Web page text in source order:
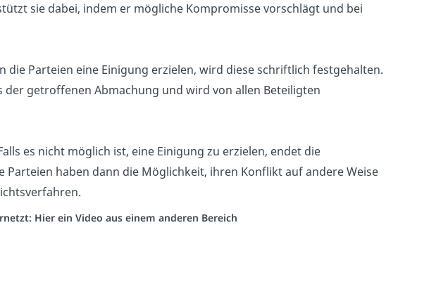
sie dabei, indem er mögliche Kompromisse vorschlägt und bei
die Parteien eine Einigung erzielen, wird diese schriftlich festgehalten.
der getroffenen Abmachung und wird von allen Beteiligten
es nicht möglich ist, eine Einigung zu erzielen, endet die
Parteien haben dann die Möglichkeit, ihren Konflikt auf andere Weise
Hier ein Video aus einem anderen Bereich